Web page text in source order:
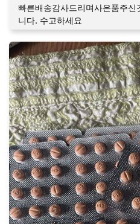
빠른배송감사드리며사은품주
니다. 수고하세요